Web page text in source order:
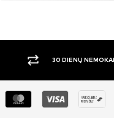
30 DIENŲ